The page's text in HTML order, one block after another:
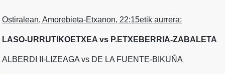
Ostiralean, Amorebieta-Etxanon, 22:15etik aurrera:
LASO-URRUTIKOETXEA vs P.ETXEBERRIA-ZABALETA
ALBERDI II-LIZEAGA vs DE LA FUENTE-BIKUÑA